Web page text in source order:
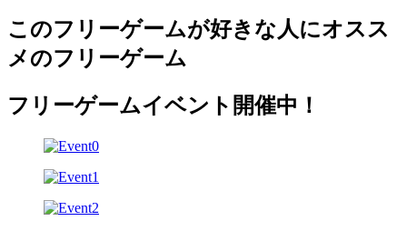
このフリーゲームが好きな人にオスス
メのフリーゲーム
フリーゲームイベント開催中！